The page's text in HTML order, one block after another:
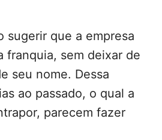
sugerir que a empresa
franquia, sem deixar de
seu nome. Dessa
ao passado, o qual a
parecem fazer